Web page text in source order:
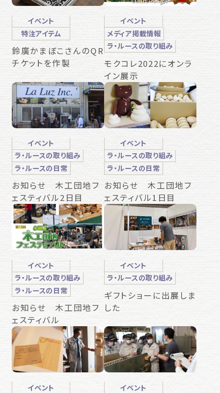
イベント
特注アイテム
鈴廣かまぼこさんのQR
チケットを作製
イベント
メディア掲載情報
ラ・ルースの取り組み
モクコレ2022にオンラ
イン展示
イベント
ラ・ルースの取り組み
ラ・ルースの日常
お知らせ 木工団地フ
ェスティバル2日目
イベント
ラ・ルースの取り組み
ラ・ルースの日常
お知らせ 木工団地フ
ェスティバル1日目
イベント
ラ・ルースの取り組み
ラ・ルースの日常
お知らせ 木工団地フ
ェスティバル
イベント
ラ・ルースの取り組み
ギフトショーに出展しま
した
イベント
イベント